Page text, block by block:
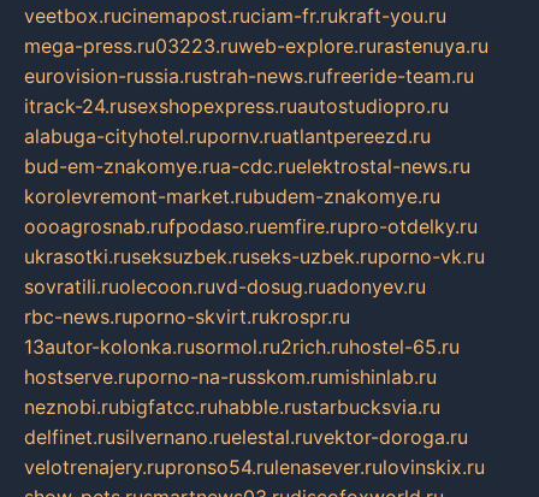
veetbox.rucinemapost.ruciam-fr.rukraft-you.ru
mega-press.ru03223.ruweb-explore.rurastenuya.ru
eurovision-russia.rustrah-news.rufreeride-team.ru
itrack-24.rusexshopexpress.ruautostudiopro.ru
alabuga-cityhotel.rupornv.ruatlantpereezd.ru
bud-em-znakomye.rua-cdc.ruelektrostal-news.ru
korolevremont-market.rubudem-znakomye.ru
oooagrosnab.rufpodaso.ruemfire.rupro-otdelky.ru
ukrasotki.ruseksuzbek.ruseks-uzbek.ruporno-vk.ru
sovratili.ruolecoon.ruvd-dosug.ruadonyev.ru
rbc-news.ruporno-skvirt.rukrospr.ru
13autor-kolonka.rusormol.ru2rich.ruhostel-65.ru
hostserve.ruporno-na-russkom.rumishinlab.ru
neznobi.rubigfatcc.ruhabble.rustarbucksvia.ru
delfinet.rusilvernano.ruelestal.ruvektor-doroga.ru
velotrenajery.rupronso54.rulenasever.rulovinskix.ru